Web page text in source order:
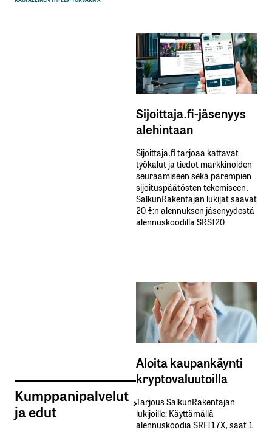
Kumppanipalvelut
ja edut
Sijoittaja.fi-jäsenyys
alehintaan
Sijoittaja.fi tarjoaa kattavat
työkalut ja tiedot markkinoiden
seuraamiseen sekä parempien
sijoituspäätösten tekemiseen.
SalkunRakentajan lukijat saavat
20 %:n alennuksen jäsenyydestä
alennuskoodilla SRSI20
Aloita kaupankäynti
kryptovaluutoilla
Tarjous SalkunRakentajan
lukijoille: Käyttämällä​ ​
alennuskoodia​ ​SRFI17X,​ ​saat​ ​1